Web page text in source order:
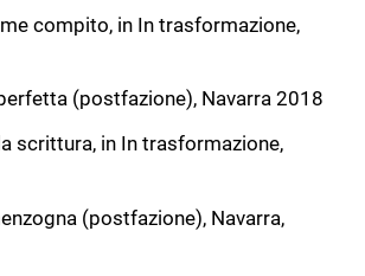
compito, in In trasformazione,
(postfazione), Navarra 2018
scrittura, in In trasformazione,
(postfazione), Navarra,